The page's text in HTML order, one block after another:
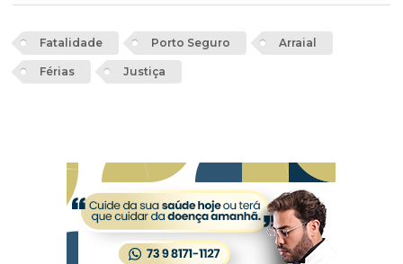
Fatalidade Porto Seguro Arraial
Férias Justiça